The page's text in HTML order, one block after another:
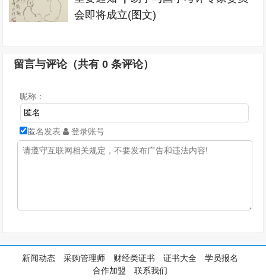
会即将成立(图文)
留言与评论（共有0 条评论）
昵称：
匿名发表 登录账号
新闻动态 采购管理师 财经类证书 证书大全
学员报名
合作加盟
联系我们